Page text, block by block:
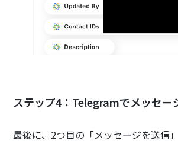
ステップ4：Telegramでメッセー
最後に、2つ目の「メッセージを送信